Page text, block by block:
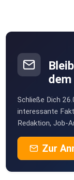
Schließe Dich
interessante
Redaktion, Job-
Zur